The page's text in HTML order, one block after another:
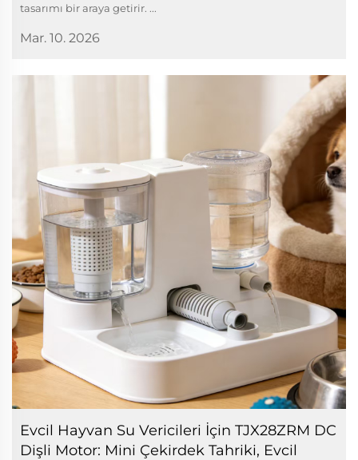
tasarımı bir araya getirir. ...
Mar. 10. 2026
Evcil Hayvan Su Vericileri İçin TJX28ZRM DC
Dişli Motor: Mini Çekirdek Tahriki, Evcil